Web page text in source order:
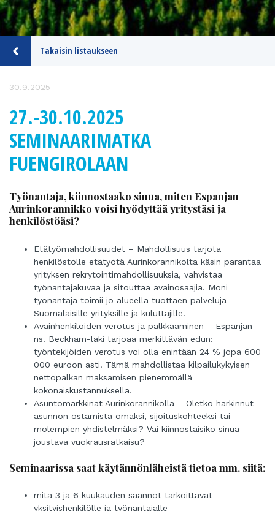
Takaisin listaukseen
30.9.2025
27.-30.10.2025
SEMINAARIMATKA
FUENGIROLAAN
Työnantaja, kiinnostaako sinua, miten Espanjan
Aurinkorannikko voisi hyödyttää yritystäsi ja
henkilöstöäsi?
Etätyömahdollisuudet – Mahdollisuus tarjota
henkilöstölle etätyötä Aurinkorannikolta käsin parantaa
yrityksen rekrytointimahdollisuuksia, vahvistaa
työnantajakuvaa ja sitouttaa avainosaajia. Moni
työnantaja toimii jo alueella tuottaen palveluja
Suomalaisille yrityksille ja kuluttajille.
Avainhenkilöiden verotus ja palkkaaminen – Espanjan
ns. Beckham-laki tarjoaa merkittävän edun:
työntekijöiden verotus voi olla enintään 24 % jopa 600
000 euroon asti. Tämä mahdollistaa kilpailukykyisen
nettopalkan maksamisen pienemmällä
kokonaiskustannuksella.
Asuntomarkkinat Aurinkorannikolla – Oletko harkinnut
asunnon ostamista omaksi, sijoituskohteeksi tai
molempien yhdistelmäksi? Vai kiinnostaisiko sinua
joustava vuokrausratkaisu?
Seminaarissa saat käytännönläheistä tietoa mm. siitä:
mitä 3 ja 6 kuukauden säännöt tarkoittavat
yksityishenkilölle ja työnantajalle